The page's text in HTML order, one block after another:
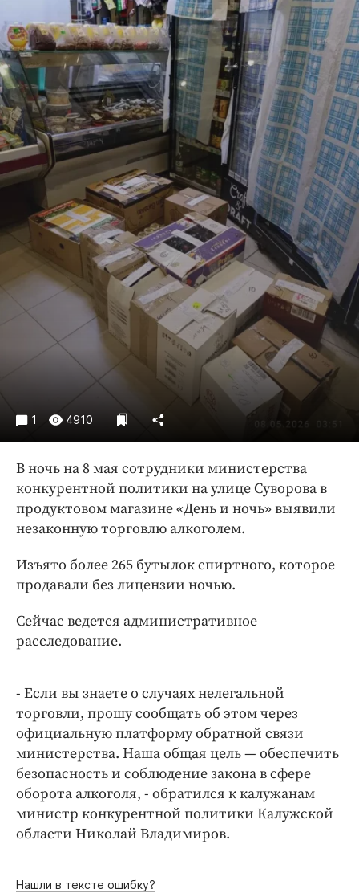
Криминал
Культура
Недвижимость и ЖКХ
Образование
Общество
Погода
Праздники
Происшествия
Спорт
Экономика и бизнес
ПРОЕКТЫ
Блоги
Издания
Медиаперсона
Интересное чтиво
Клиника года
Бренд года
1 4910
В ночь на 8 мая сотрудники министерства
конкурентной политики на улице Суворова в
продуктовом магазине «День и ночь» выявили
незаконную торговлю алкоголем.
Изъято более 265 бутылок спиртного, которое
продавали без лицензии ночью.
Сейчас ведется административное
расследование.
- Если вы знаете о случаях нелегальной
торговли, прошу сообщать об этом через
официальную платформу обратной связи
министерства. Наша общая цель — обеспечить
безопасность и соблюдение закона в сфере
оборота алкоголя, - обратился к калужанам
министр конкурентной политики Калужской
области Николай Владимиров.
Нашли в тексте ошибку?